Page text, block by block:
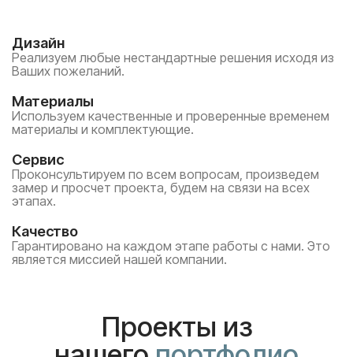
Дизайн
Реализуем любые нестандартные решения исходя из
Ваших пожеланий.
Материалы
Используем качественные и проверенные временем
материалы и комплектующие.
Сервис
Проконсультируем по всем вопросам, произведем
замер и просчет проекта, будем на связи на всех
этапах.
Качество
Гарантировано на каждом этапе работы с нами. Это
является миссией нашей компании.
Проекты из